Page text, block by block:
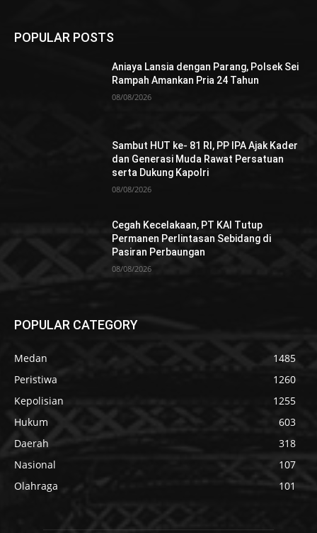
POPULAR POSTS
Aniaya Lansia dengan Parang, Polsek Sei
Rampah Amankan Pria 24 Tahun
08/08/2026
Sambut HUT ke- 81 RI, PP IPA Ajak Kader
dan Generasi Muda Rawat Persatuan
serta Dukung Kapolri
08/08/2026
Cegah Kecelakaan, PT KAI Tutup
Permanen Perlintasan Sebidang di
Pasiran Perbaungan
08/08/2026
POPULAR CATEGORY
Medan
1485
Peristiwa
1260
Kepolisian
1255
Hukum
603
Daerah
318
Nasional
107
Olahraga
101